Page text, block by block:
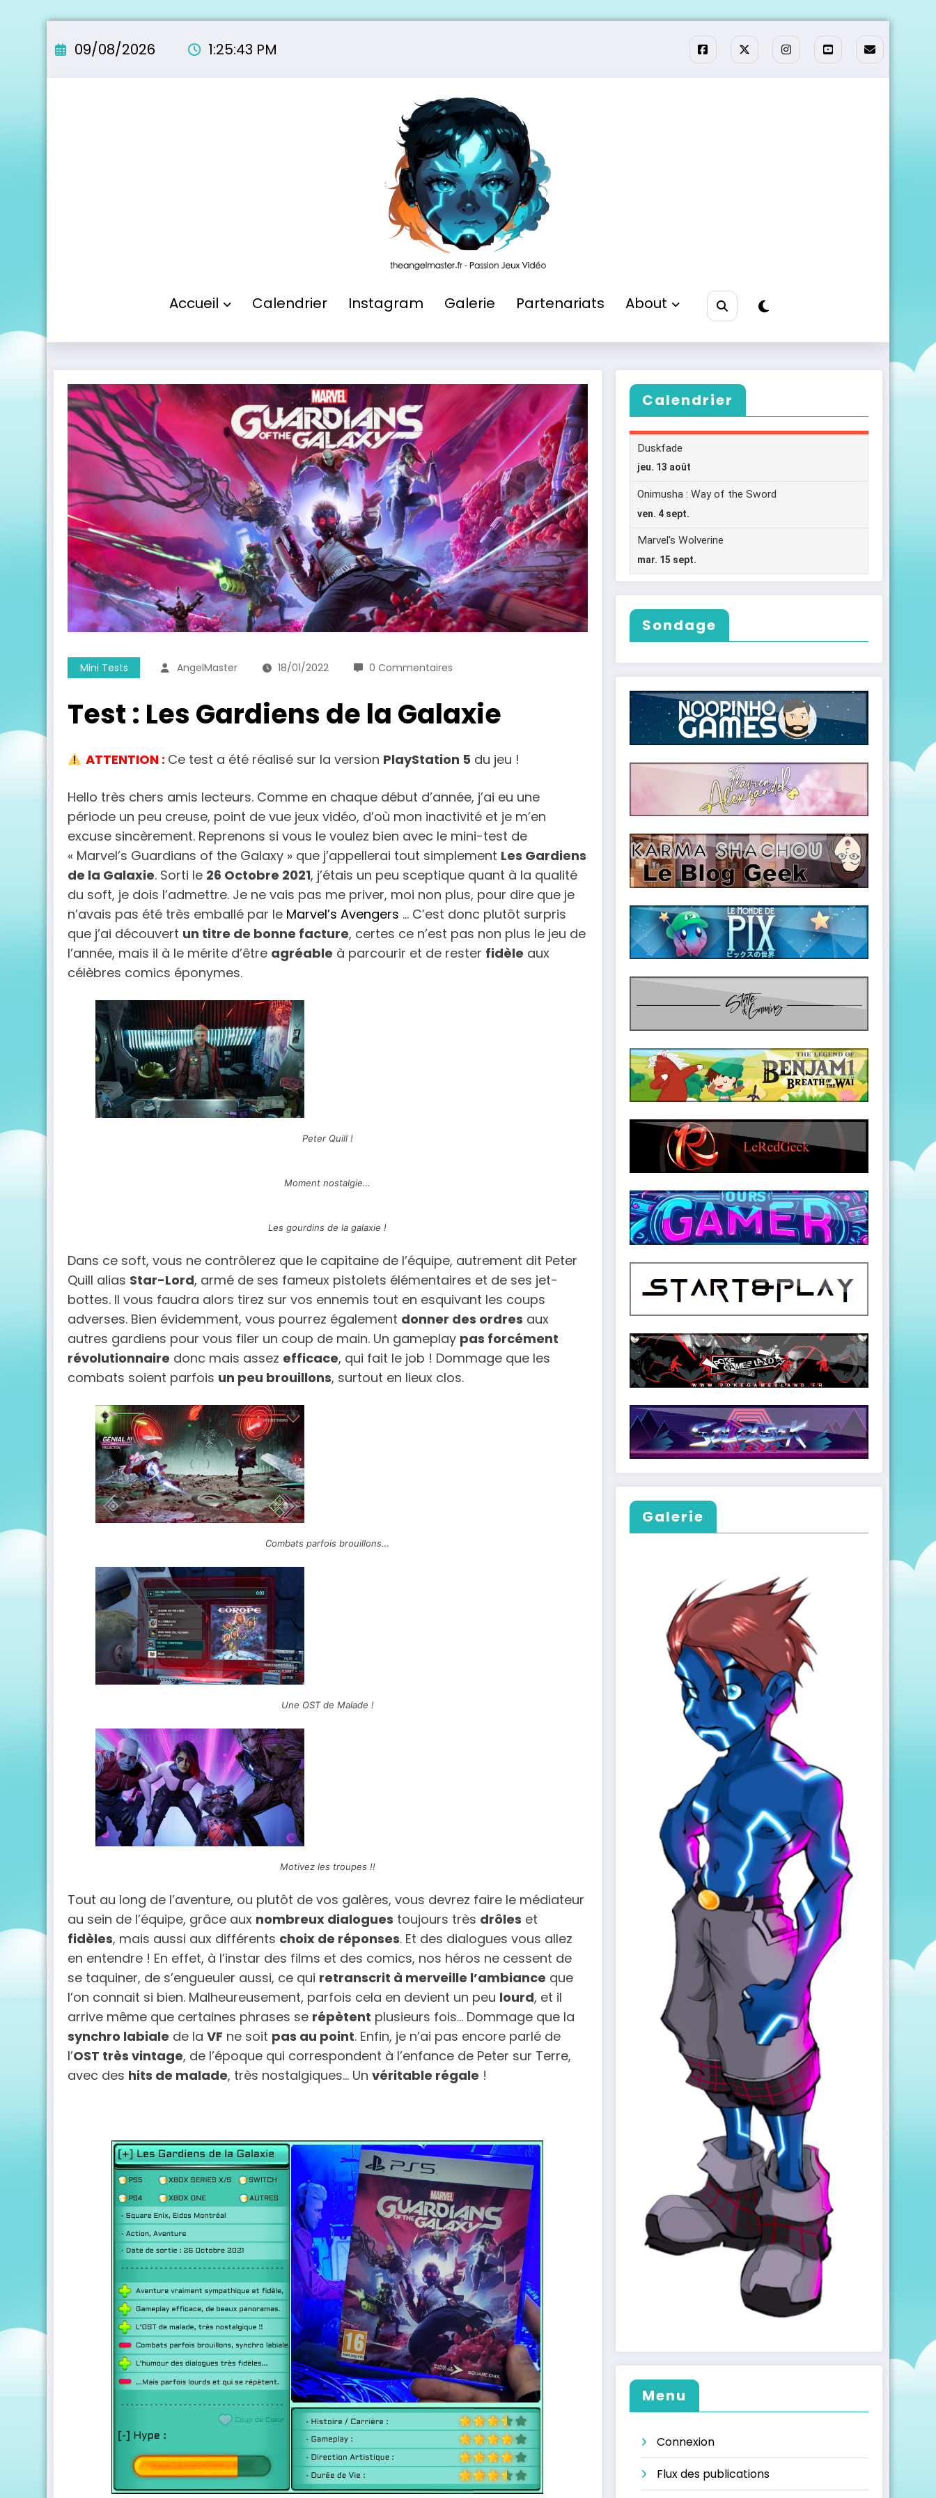
au
09/08/2026 1:25:45 PM
Accueil Calendrier Instagram Galerie Partenariats About
Mini Tests AngelMaster 18/01/2022 0 Commentaires
Test : Les Gardiens de la Galaxie
ATTENTION : Ce test a été réalisé sur la version PlayStation 5 du jeu !
Hello très chers amis lecteurs. Comme en chaque début d’année, j’ai eu une
période un peu creuse, point de vue jeux vidéo, d’où mon inactivité et je m’en
excuse sincèrement. Reprenons si vous le voulez bien avec le mini-test de
« Marvel’s Guardians of the Galaxy » que j’appellerai tout simplement Les Gardiens
de la Galaxie. Sorti le 26 Octobre 2021, j’étais un peu sceptique quant à la qualité
du soft, je dois l’admettre. Je ne vais pas me priver, moi non plus, pour dire que je
n’avais pas été très emballé par le Marvel’s Avengers … C’est donc plutôt surpris
que j’ai découvert un titre de bonne facture, certes ce n’est pas non plus le jeu de
l’année, mais il à le mérite d’être agréable à parcourir et de rester fidèle aux
célèbres comics éponymes.
Peter Quill !
Moment nostalgie…
Les gourdins de la galaxie !
Dans ce soft, vous ne contrôlerez que le capitaine de l’équipe, autrement dit Peter
Quill alias Star-Lord, armé de ses fameux pistolets élémentaires et de ses jet-
bottes. Il vous faudra alors tirez sur vos ennemis tout en esquivant les coups
adverses. Bien évidemment, vous pourrez également donner des ordres aux
autres gardiens pour vous filer un coup de main. Un gameplay pas forcément
révolutionnaire donc mais assez efficace, qui fait le job ! Dommage que les
combats soient parfois un peu brouillons, surtout en lieux clos.
Combats parfois brouillons…
Une OST de Malade !
Motivez les troupes !!
Tout au long de l’aventure, ou plutôt de vos galères, vous devrez faire le médiateur
au sein de l’équipe, grâce aux nombreux dialogues toujours très drôles et
fidèles, mais aussi aux différents choix de réponses. Et des dialogues vous allez
en entendre ! En effet, à l’instar des films et des comics, nos héros ne cessent de
se taquiner, de s’engueuler aussi, ce qui retranscrit à merveille l’ambiance que
l’on connait si bien. Malheureusement, parfois cela en devient un peu lourd, et il
arrive même que certaines phrases se répètent plusieurs fois… Dommage que la
synchro labiale de la VF ne soit pas au point. Enfin, je n’ai pas encore parlé de
l’OST très vintage, de l’époque qui correspondent à l’enfance de Peter sur Terre,
avec des hits de malade, très nostalgiques… Un véritable régale !
Calendrier
Sondage
Galerie
Menu
Connexion
Flux des publications